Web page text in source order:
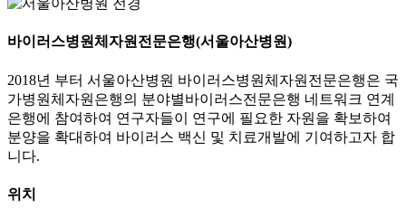
바이러스병원체자원전문은행(서울아산병원)
2018년 부터 서울아산병원 바이러스병원체자원전문은행은 국
가병원체자원은행의 분야별바이러스전문은행 네트워크 연계
은행에 참여하여 연구자들이 연구에 필요한 자원을 확보하여
분양을 확대하여 바이러스 백신 및 치료개발에 기여하고자 합
니다.
위치